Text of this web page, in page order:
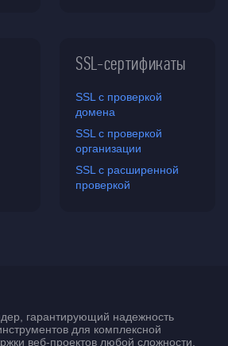
SSL-сертификаты
SSL с проверкой
домена
SSL с проверкой
организации
SSL с расширенной
проверкой
гарантирующий надежность
для комплексной
веб-проектов любой сложности.